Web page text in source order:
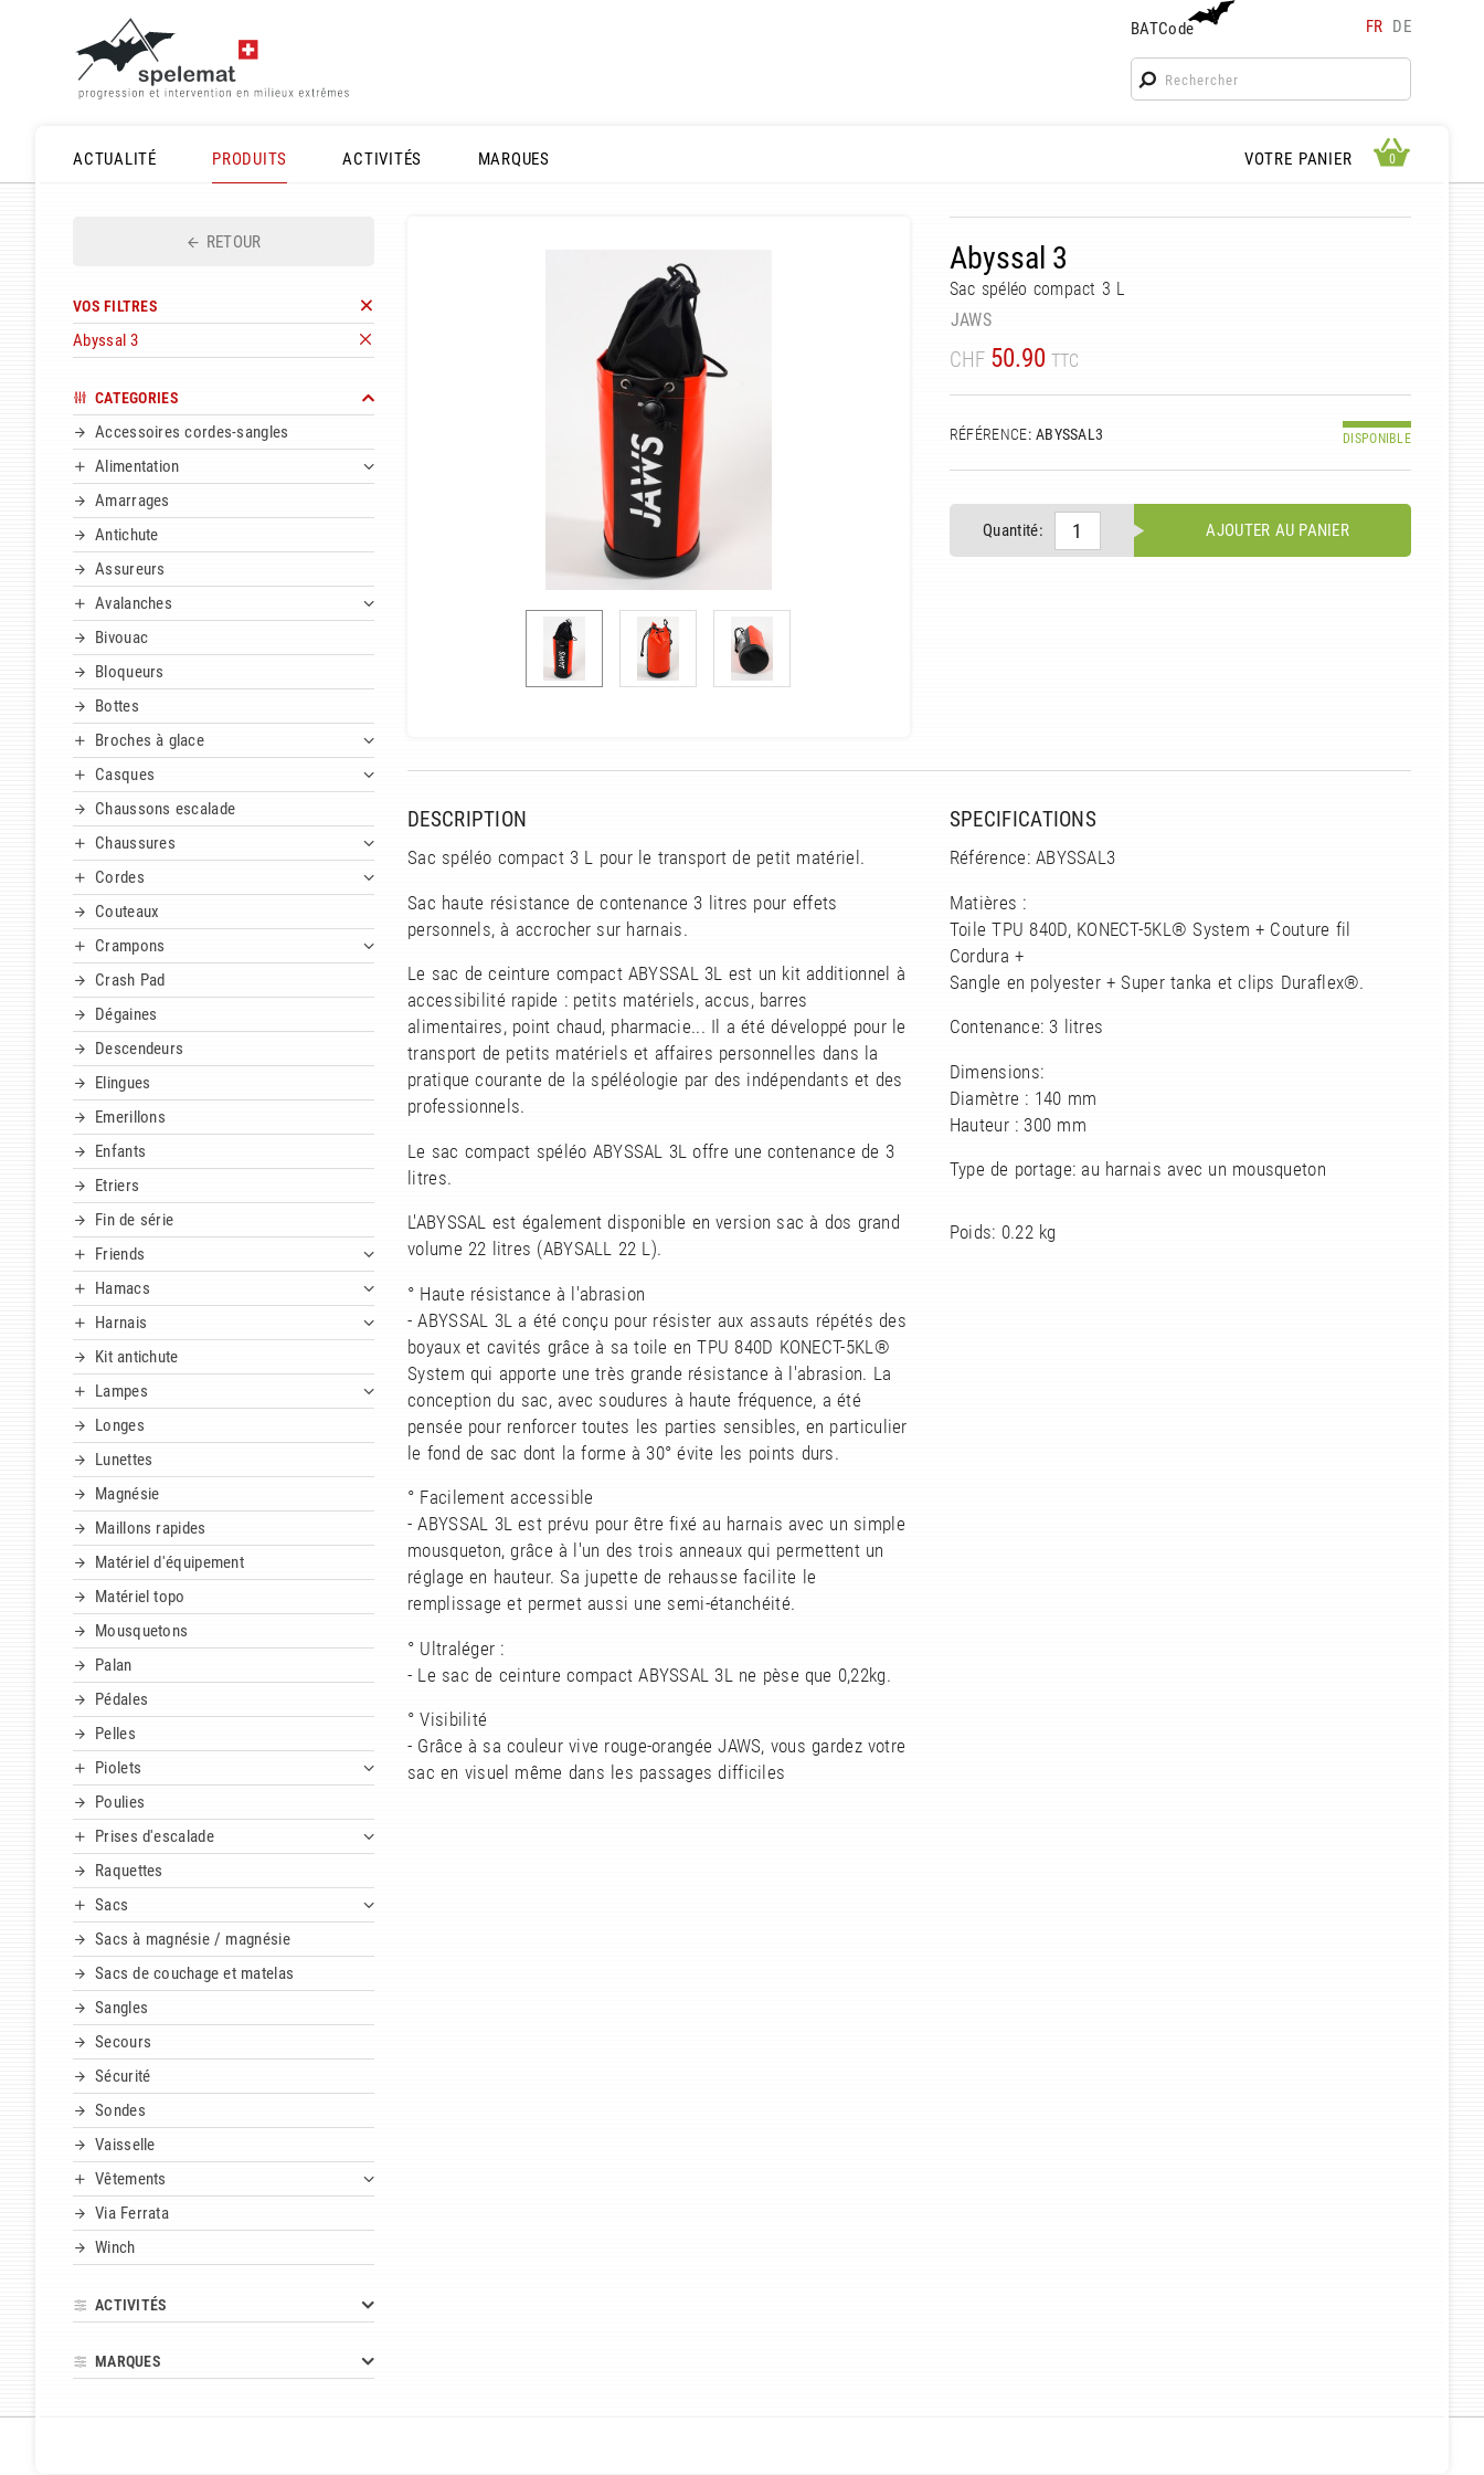
BATCode FR DE
BATCode
Rentrez votre BATCode et validez
ACTUALITÉ
PRODUITS ACTIVITÉS MARQUES VOTRE PANIER 0 0
RETOUR
VOS FILTRES
Abyssal 3
CATEGORIES
Accessoires cordes-sangles
Alimentation
Amarrages
Antichute
Assureurs
Avalanches
Bivouac
Bloqueurs
Bottes
Broches à glace
Casques
Chaussons escalade
Chaussures
Cordes
Couteaux
Crampons
Crash Pad
Dégaines
Descendeurs
Elingues
Emerillons
Enfants
Etriers
Fin de série
Friends
Hamacs
Harnais
Kit antichute
Lampes
Longes
Lunettes
Magnésie
Maillons rapides
Matériel d'équipement
Matériel topo
Mousquetons
Palan
Pédales
Pelles
Piolets
Poulies
Prises d'escalade
Raquettes
Sacs
Sacs à magnésie / magnésie
Sacs de couchage et matelas
Sangles
Secours
Sécurité
Sondes
Vaisselle
Vêtements
Via Ferrata
Winch
ACTIVITÉS
MARQUES
Abyssal 3
Sac spéléo compact 3 L
JAWS
CHF 50.90 TTC
RÉFÉRENCE: ABYSSAL3 DISPONIBLE
Quantité: AJOUTER AU PANIER
DESCRIPTION
Sac spéléo compact 3 L pour le transport de petit matériel.
Sac haute résistance de contenance 3 litres pour effets
personnels, à accrocher sur harnais.
Le sac de ceinture compact ABYSSAL 3L est un kit additionnel à
accessibilité rapide : petits matériels, accus, barres
alimentaires, point chaud, pharmacie... Il a été développé pour le
transport de petits matériels et affaires personnelles dans la
pratique courante de la spéléologie par des indépendants et des
professionnels.
Le sac compact spéléo ABYSSAL 3L offre une contenance de 3
litres.
L'ABYSSAL est également disponible en version sac à dos grand
volume 22 litres (ABYSALL 22 L).
° Haute résistance à l'abrasion
- ABYSSAL 3L a été conçu pour résister aux assauts répétés des
boyaux et cavités grâce à sa toile en TPU 840D KONECT-5KL®
System qui apporte une très grande résistance à l'abrasion. La
conception du sac, avec soudures à haute fréquence, a été
pensée pour renforcer toutes les parties sensibles, en particulier
le fond de sac dont la forme à 30° évite les points durs.
° Facilement accessible
- ABYSSAL 3L est prévu pour être fixé au harnais avec un simple
mousqueton, grâce à l'un des trois anneaux qui permettent un
réglage en hauteur. Sa jupette de rehausse facilite le
remplissage et permet aussi une semi-étanchéité.
° Ultraléger :
- Le sac de ceinture compact ABYSSAL 3L ne pèse que 0,22kg.
° Visibilité
- Grâce à sa couleur vive rouge-orangée JAWS, vous gardez votre
sac en visuel même dans les passages difficiles
SPECIFICATIONS
Référence: ABYSSAL3
Matières :
Toile TPU 840D, KONECT-5KL® System + Couture fil
Cordura +
Sangle en polyester + Super tanka et clips Duraflex®.
Contenance: 3 litres
Dimensions:
Diamètre : 140 mm
Hauteur : 300 mm
Type de portage: au harnais avec un mousqueton
Poids: 0.22 kg